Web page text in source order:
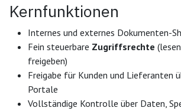
Kernfunktionen
Internes und externes Dokumenten-
Fein steuerbare Zugriffsrechte
freigeben)
Freigabe für Kunden und Lieferanten
Portale
Vollständige Kontrolle über Daten,